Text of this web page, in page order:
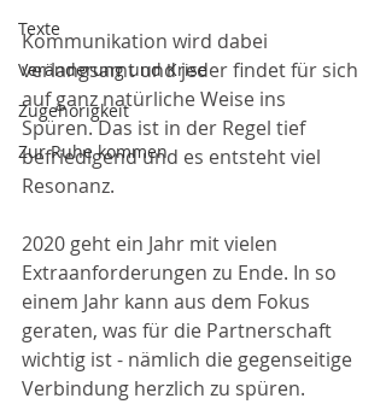
Texte
Veränderung und Krise
Zugehörigkeit
Zur Ruhe kommen
Kommunikation wird dabei
verlangsamt und jeder findet für sich
auf ganz natürliche Weise ins
Spüren. Das ist in der Regel tief
befriedigend und es entsteht viel
Resonanz.
2020 geht ein Jahr mit vielen
Extraanforderungen zu Ende. In so
einem Jahr kann aus dem Fokus
geraten, was für die Partnerschaft
wichtig ist - nämlich die gegenseitige
Verbindung herzlich zu spüren.